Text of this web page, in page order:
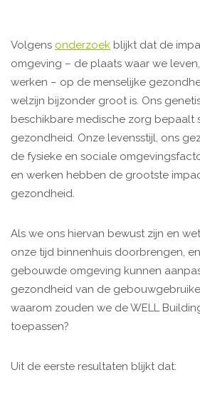
Volgens onderzoek blijkt dat de
omgeving – de plaats waar we
werken – op de menselijke
welzijn bijzonder groot is. Ons
beschikbare medische zorg bepaalt
gezondheid. Onze levensstijl, ons
de fysieke en sociale
en werken hebben de grootste
gezondheid.
Als we ons hiervan bewust zijn en
onze tijd binnenhuis doorbrengen,
gebouwde omgeving kunnen
gezondheid van de
waarom zouden we de WELL
toepassen?
Uit de eerste resultaten blijkt dat: